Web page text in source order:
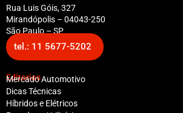
Rua Luis Góis, 327
Mirandópolis – 04043-250
São Paulo – SP
tel.: 11 5677-5202
Editorias
Mercado Automotivo
Dicas Técnicas
Híbridos e Elétricos